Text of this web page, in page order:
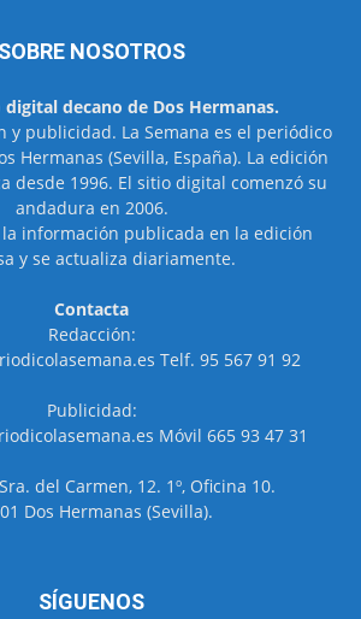
SOBRE NOSOTROS
digital decano de Dos Hermanas.
y publicidad. La Semana es el periódico
Hermanas (Sevilla, España). La edición
desde 1996. El sitio digital comenzó su
andadura en 2006.
información publicada en la edición
y se actualiza diariamente.
Contacta
Redacción:
Telf. 95 567 91 92
Publicidad:
Móvil 665 93 47 31
del Carmen, 12. 1º, Oficina 10.
Dos Hermanas (Sevilla).
SÍGUENOS